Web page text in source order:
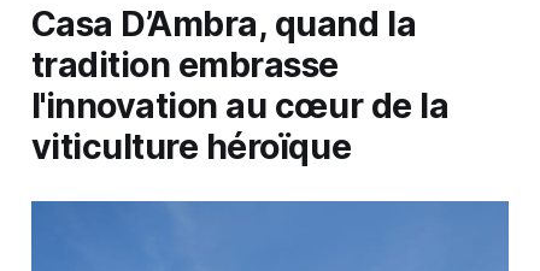
Casa D’Ambra, quand la
tradition embrasse
l'innovation au cœur de la
viticulture héroïque